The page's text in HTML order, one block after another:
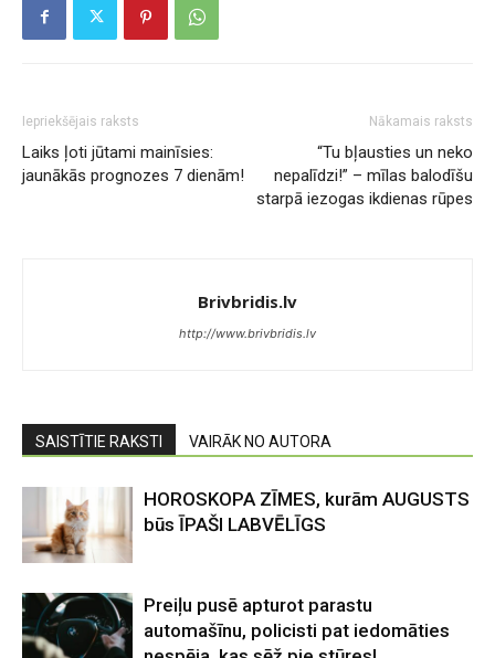
Iepriekšējais raksts
Laiks ļoti jūtami mainīsies:
jaunākās prognozes 7 dienām!
Nākamais raksts
“Tu bļausties un neko
nepalīdzi!” – mīlas balodīšu
starpā iezogas ikdienas rūpes
Brivbridis.lv
http://www.brivbridis.lv
SAISTĪTIE RAKSTI VAIRĀK NO AUTORA
HOROSKOPA ZĪMES, kurām AUGUSTS
būs ĪPAŠI LABVĒLĪGS
Preiļu pusē apturot parastu
automašīnu, policisti pat iedomāties